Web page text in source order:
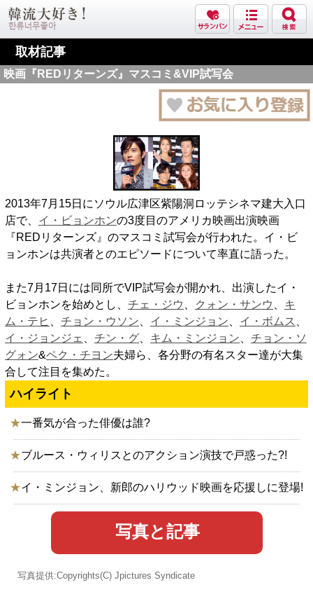
取材記事
映画『REDリターンズ』マスコミ&VIP試写会
2013年7月15日にソウル広津区紫陽洞ロッテシネマ建大入口
店で、 イ・ビョンホンの3度目のアメリカ映画出演映画
『REDリターンズ』のマスコミ試写会が行われた。イ・ビ
ョンホンは共演者とのエピソードについて率直に語った。
また7月17日には同所でVIP試写会が開かれ、出演したイ・
ビョンホンを始めとし、 チェ・ジウ クォン・サンウ
キ
ム・テヒ
チョン・ウソン イ・ミンジョン イ・ボムス
イ・ジョンジェ
チン・グ キム・ミンジョン
チョン・ソ
グォン&ペク・チヨン夫婦ら、各分野の有名スター達が大集
合して注目を集めた。
ハイライト
★一番気が合った俳優は誰?
★ブルース・ウィリスとのアクション演技で戸惑った?!
★イ・ミンジョン、新郎のハリウッド映画を応援しに登場!
写真と記事
写真提供:Copyrights(C) Jpictures Syndicate